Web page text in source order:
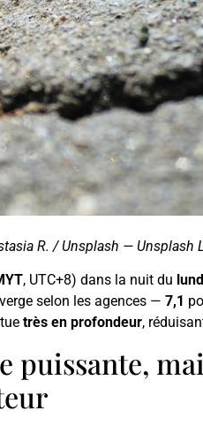
R. / Unsplash — Unsplash
, UTC+8) dans la nuit du
selon les agences — 7,1
très en profondeur,
puissante,